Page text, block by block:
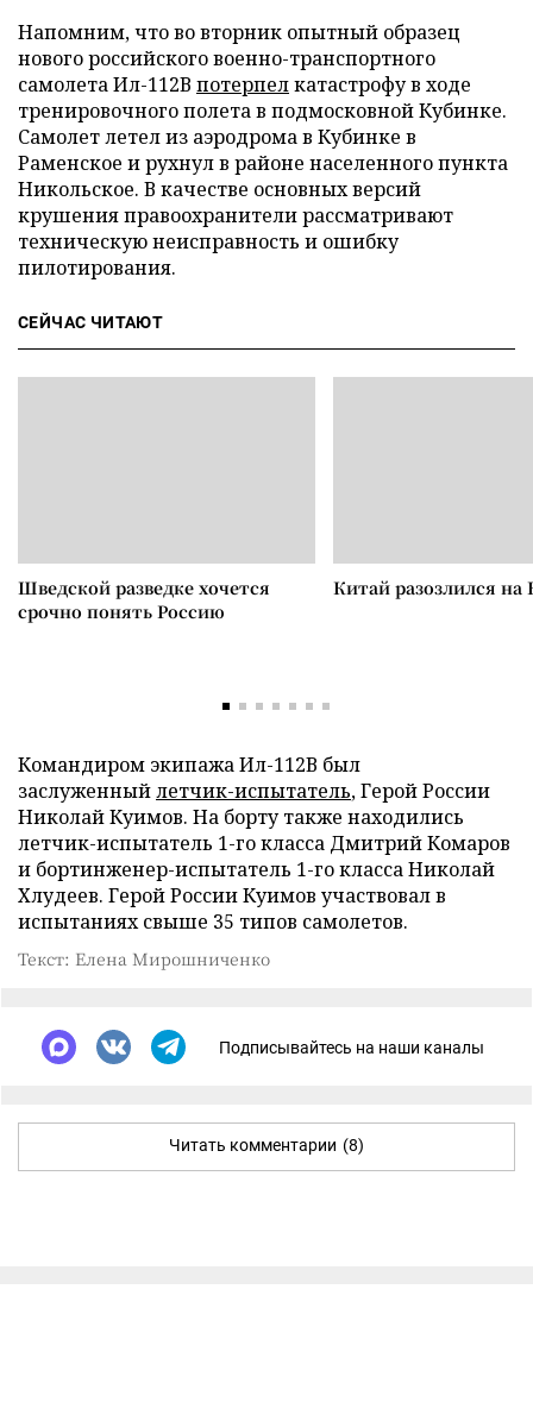
Напомним, что во вторник опытный образец
нового российского военно-транспортного
самолета Ил-112В потерпелкатастрофу в ходе
тренировочного полета в подмосковной Кубинке.
Самолет летел из аэродрома в Кубинке в
Раменское и рухнул в районе населенного пункта
Никольское. В качестве основных версий
крушения правоохранители рассматривают
техническую неисправность и ошибку
пилотирования.
СЕЙЧАС ЧИТАЮТ
Шведской разведке хочется
срочно понять Россию
Китай разозлился на
Командиром экипажа Ил-112В был
заслуженныйлетчик-испытатель, Герой России
Николай Куимов. На борту также находились
летчик-испытатель 1-го класса Дмитрий Комаров
и бортинженер-испытатель 1-го класса Николай
Хлудеев. Герой России Куимов участвовал в
испытаниях свыше 35 типов самолетов.
Текст: Елена Мирошниченко
Подписывайтесь на наши каналы
Читать комментарии (8)